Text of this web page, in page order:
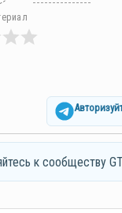
к сообществу